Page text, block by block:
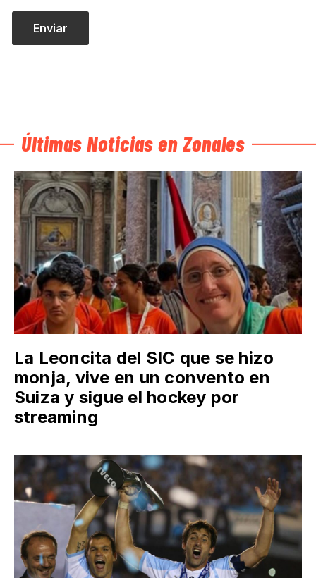
Últimas Noticias en Zonales
La Leoncita del SIC que se hizo
monja, vive en un convento en
Suiza y sigue el hockey por
streaming